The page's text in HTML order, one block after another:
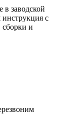
в заводской
с
сборки и